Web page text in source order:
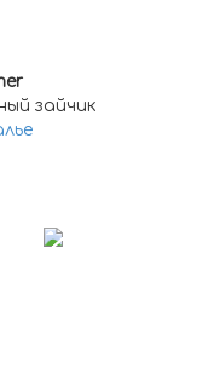
зайчик